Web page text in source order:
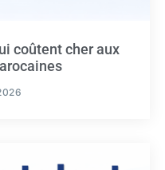
coûtent cher aux